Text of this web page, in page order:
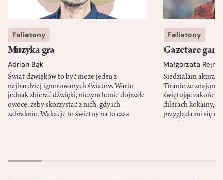
Felietony
Muzyka gra
Adrian Bąk
Świat dźwięków to być może jeden z
najbardziej ignorowanych światów. Warto
jednak zbierać dźwięki, niczym letnie dojrzałe
owoce, żeby skorzystać z nich, gdy ich
zabraknie. Wakacje to świetny na to czas
Felietony
Gazetare
Małgorzata
Siedziałam akurat
Tiranie ze
świętując
dilerach kokainy,
przygląda mi się